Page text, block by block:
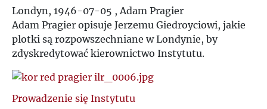
Londyn, 1946-07-05 , Adam Pragier
Adam Pragier opisuje Jerzemu Giedroyciowi, jakie
plotki są rozpowszechniane w Londynie, by
zdyskredytować kierownictwo Instytutu.
Prowadzenie się Instytutu